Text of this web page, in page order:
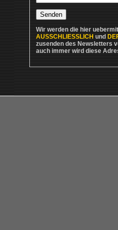
Wir werden die hier
AUSSCHLIESSLICH und
zusenden des Newsletters
auch immer wird diese